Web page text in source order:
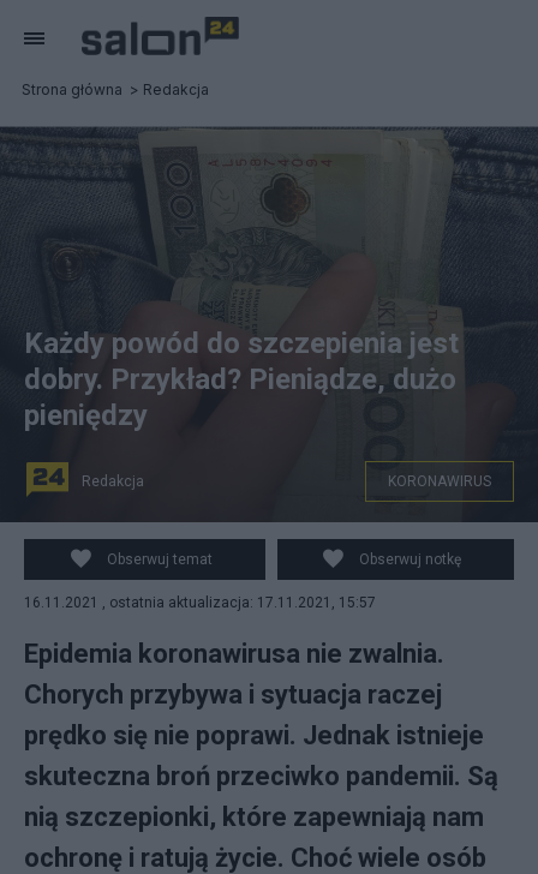
Strona główna Redakcja
TomaszSupel / Pixabay
Każdy powód do szczepienia jest
dobry. Przykład? Pieniądze, dużo
pieniędzy
Redakcja KORONAWIRUS
Obserwuj temat Obserwuj notkę
16.11.2021 , ostatnia aktualizacja: 17.11.2021, 15:57
Epidemia koronawirusa nie zwalnia.
Chorych przybywa i sytuacja raczej
prędko się nie poprawi. Jednak istnieje
skuteczna broń przeciwko pandemii. Są
nią szczepionki, które zapewniają nam
ochronę i ratują życie. Choć wiele osób